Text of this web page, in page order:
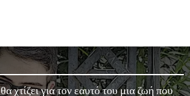
χτίζει για τον εαυτό του μια ζωή που